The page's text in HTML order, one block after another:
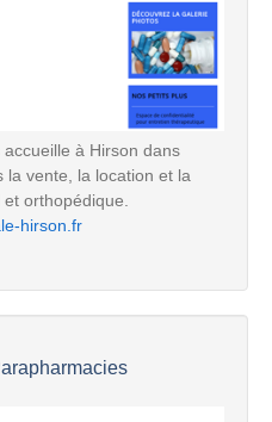
à Hirson dans
la vente, la location et la
orthopédique.
hirson.fr